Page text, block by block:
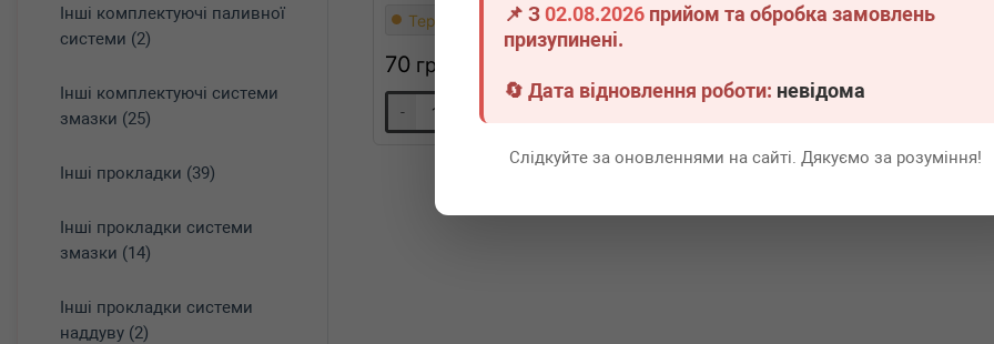
📌 З02.08.2026 прийом та обробка замовлень
призупинені.
🔄 Дата відновлення роботи: невідома
Слідкуйте за оновленнями на сайті. Дякуємо за розуміння!
Інші комплектуючі паливної
системи (2)
Інші комплектуючі системи
змазки (25)
Інші прокладки (39)
Інші прокладки системи
змазки (14)
Інші прокладки системи
наддуву (2)
Термін 1 дн. 13 шт.
70 грн
-